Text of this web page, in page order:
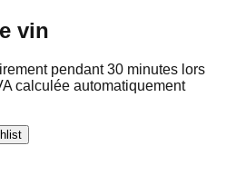
vin
pendant 30 minutes lors
calculée automatiquement